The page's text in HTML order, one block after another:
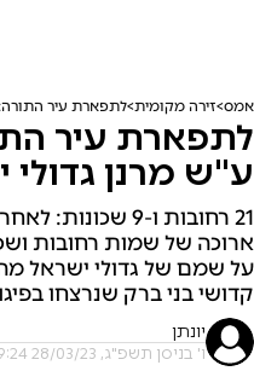
אמס זירה מקומית לתפארת עיר התורה:
לתפארת עיר
ע"ש מרנן גדולי
21 רחובות ו-9
ארוכה של שמות רחובות
על שמם של גדולי ישראל
קדושי בני ברק שנרצחו
יונתן
ו' בניסן תשפ"ג, 28/03/23 19:24